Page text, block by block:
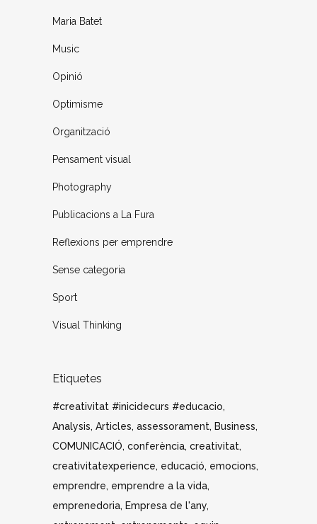
Maria Batet
Music
Opinió
Optimisme
Organització
Pensament visual
Photography
Publicacions a La Fura
Reflexions per emprendre
Sense categoria
Sport
Visual Thinking
Etiquetes
#creativitat #inicidecurs #educacio
Analysis Articles assessorament Business
COMUNICACIÓ conferència creativitat
creativitatexperience educació emocions
emprendre emprendre a la vida
emprenedoria Empresa de l'any